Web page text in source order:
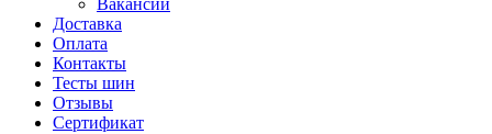
Вакансии
Доставка
Оплата
Контакты
Тесты шин
Отзывы
Сертификат